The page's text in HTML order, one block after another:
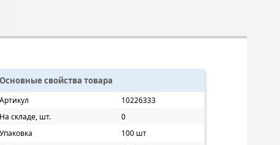
Основные свойства товара
Артикул
10226333
На складе, шт.
0
Упаковка
100 шт